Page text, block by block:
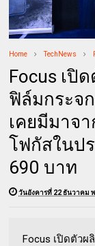
Home TechNews
Focus เปิ
ฟิล์มกระจ
เคยมีมาจ
โฟกัสในป
690 บาท
วันอังคารที่ 22 ธันวาคม
Focus เปิดตัวผ